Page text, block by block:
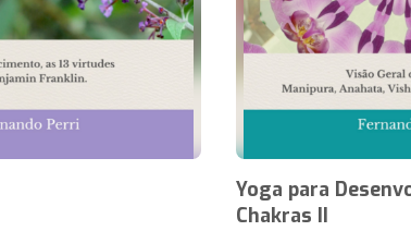
Yoga para
Chakras II